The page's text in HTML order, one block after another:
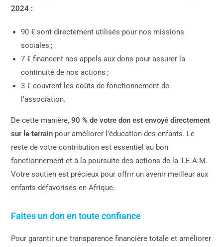
2024 :
90 € sont directement utilisés pour nos missions
sociales ;
7 € financent nos appels aux dons pour assurer la
continuité de nos actions ;
3 € couvrent les coûts de fonctionnement de
l’association.
De cette manière,90 % de votre don est envoyé directement
sur le terrain pour améliorer l’éducation des enfants. Le
reste de votre contribution est essentiel au bon
fonctionnement et à la poursuite des actions de la T.E.A.M.
Votre soutien est précieux pour offrir un avenir meilleur aux
enfants défavorisés en Afrique.
Faites un don en toute confiance
Pour garantir une transparence financière totale et améliorer